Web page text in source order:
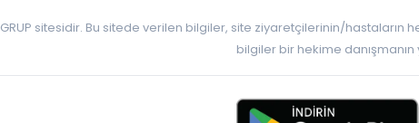
sitesidir. Bu sitede verilen bilgiler, site ziyaretçilerinin/
bilgiler bir hekime danışmanın